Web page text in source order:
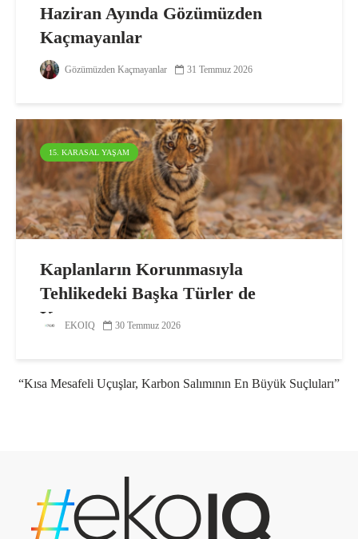
Haziran Ayında Gözümüzden
Kaçmayanlar
Gözümüzden Kaçmayanlar 31 Temmuz 2026
15. KARASAL YAŞAM
Kaplanların Korunmasıyla
Tehlikedeki Başka Türler de
Korunuyor
EKOIQ 30 Temmuz 2026
“Kısa Mesafeli Uçuşlar, Karbon Salımının En Büyük Suçluları”